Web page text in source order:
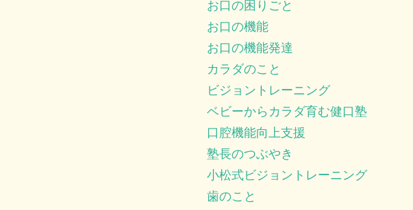
お口の困りごと
お口の機能
お口の機能発達
カラダのこと
ビジョントレーニング
ベビーからカラダ育む健口塾
口腔機能向上支援
塾長のつぶやき
小松式ビジョントレーニング
歯のこと